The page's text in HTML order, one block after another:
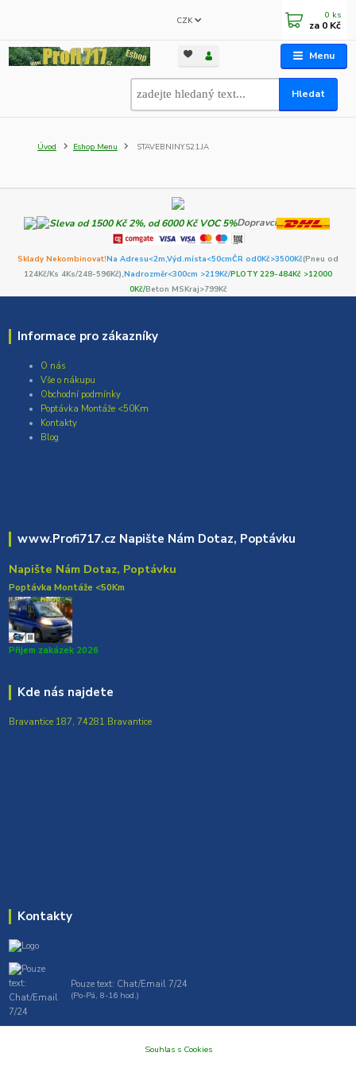
Menu
CZK
Hledat
0 ks
za 0 Kč
Úvod Eshop Menu STAVEBNINY.S21.JA
Dopravci
Sklady Nekombinovat!Na Adresu<2m,Výd.místa<50cmČR od0Kč>3500Kč(Pneu od
124Kč/Ks 4Ks/248-596Kč),Nadrozměr<300cm >219Kč/PLOTY 229-484Kč >12000
0Kč/Beton MSKraj>799Kč
Informace pro zákazníky
O nás
Vše o nákupu
Obchodní podmínky
Poptávka Montáže <50Km
Kontakty
Blog
www.Profi717.cz Napište Nám Dotaz, Poptávku
Napište Nám Dotaz, Poptávku
Poptávka Montáže <50Km
Přijem zakázek 2026
Kde nás najdete
Bravantice 187, 74281 Bravantice
Kontakty
Pouze text: Chat/Email 7/24
(Po-Pá, 8-16 hod.)
Souhlas s Cookies